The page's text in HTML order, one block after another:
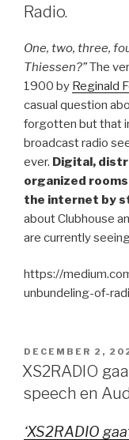
Radio.
One, two, three,
Thiessen?”The
1900 by Reginald
casual question
forgotten but that
broadcast radio
ever. Digital,
organized
the internet by
about Clubhouse
are currently
https://
unbundeling-of-
GEPLAATST
OP
DECEMBER 2,
XS2RADIO
speech en
‘XS2RADIO